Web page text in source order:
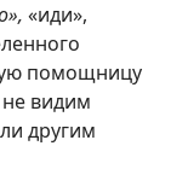
«иди»,
помощницу
видим
другим